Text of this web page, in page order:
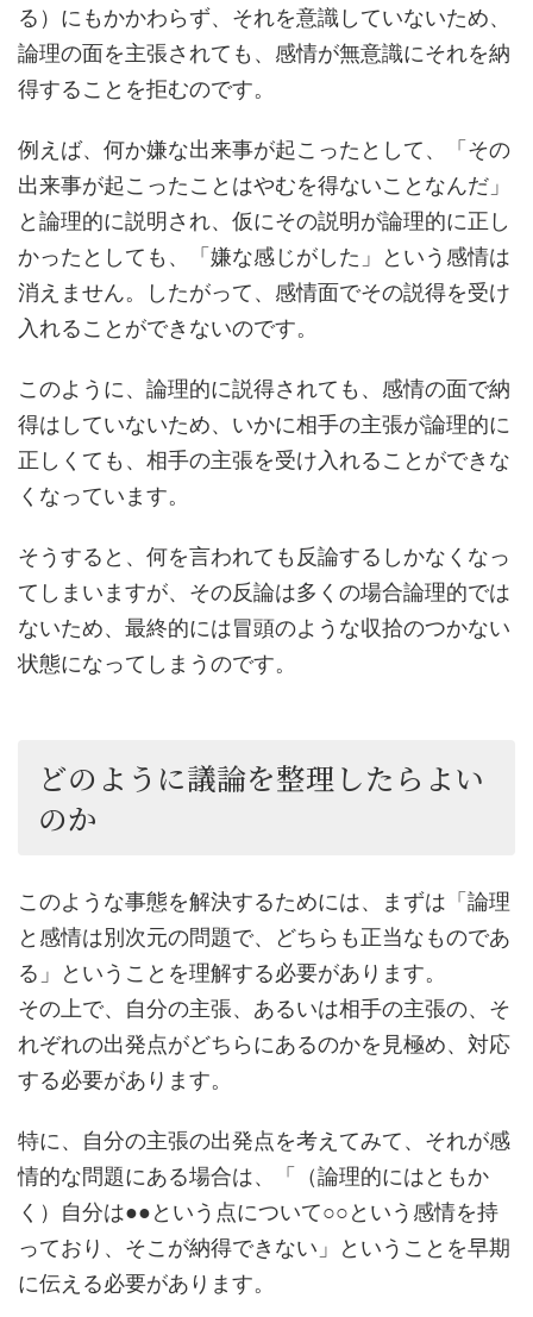
る）にもかかわらず、それを意識していないため、
論理の面を主張されても、感情が無意識にそれを納
得することを拒むのです。
例えば、何か嫌な出来事が起こったとして、「その
出来事が起こったことはやむを得ないことなんだ」
と論理的に説明され、仮にその説明が論理的に正し
かったとしても、「嫌な感じがした」という感情は
消えません。したがって、感情面でその説得を受け
入れることができないのです。
このように、論理的に説得されても、感情の面で納
得はしていないため、いかに相手の主張が論理的に
正しくても、相手の主張を受け入れることができな
くなっています。
そうすると、何を言われても反論するしかなくなっ
てしまいますが、その反論は多くの場合論理的では
ないため、最終的には冒頭のような収拾のつかない
状態になってしまうのです。
どのように議論を整理したらよい
のか
このような事態を解決するためには、まずは「論理
と感情は別次元の問題で、どちらも正当なものであ
る」ということを理解する必要があります。
その上で、自分の主張、あるいは相手の主張の、そ
れぞれの出発点がどちらにあるのかを見極め、対応
する必要があります。
特に、自分の主張の出発点を考えてみて、それが感
情的な問題にある場合は、「（論理的にはともか
く）自分は●●という点について○○という感情を持
っており、そこが納得できない」ということを早期
に伝える必要があります。